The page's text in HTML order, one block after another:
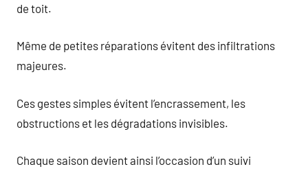
de toit.
Même de petites réparations évitent des infiltrations
majeures.
Ces gestes simples évitent l’encrassement, les
obstructions et les dégradations invisibles.
Chaque saison devient ainsi l’occasion d’un suivi